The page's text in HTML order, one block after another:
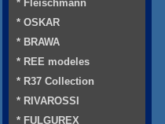
* Fleischmann
* OSKAR
* BRAWA
* REE modeles
* R37 Collection
* RIVAROSSI
* FULGUREX